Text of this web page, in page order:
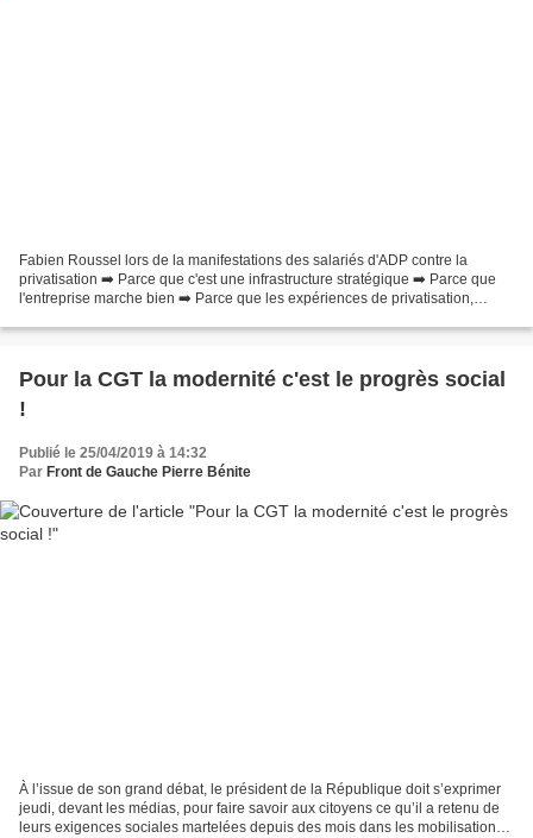
Fabien Roussel lors de la manifestations des salariés d'ADP contre la
privatisation ➡️ Parce que c'est une infrastructure stratégique ➡️ Parce que
l'entreprise marche bien ➡️ Parce que les expériences de privatisation,
Pour la CGT la modernité c'est le progrès social
!
Publié le 25/04/2019 à 14:32
Par Front de Gauche Pierre Bénite
À l’issue de son grand débat, le président de la République doit s’exprimer
jeudi, devant les médias, pour faire savoir aux citoyens ce qu’il a retenu de
leurs exigences sociales martelées depuis des mois dans les mobilisations.